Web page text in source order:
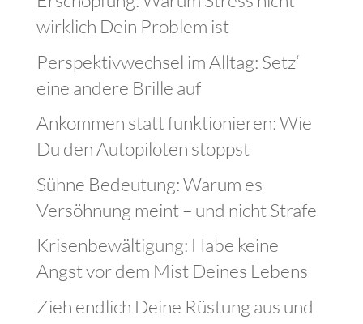
wirklich Dein Problem ist
Perspektivwechsel im Alltag: Setz‘
eine andere Brille auf
Ankommen statt funktionieren: Wie
Du den Autopiloten stoppst
Sühne Bedeutung: Warum es
Versöhnung meint – und nicht Strafe
Krisenbewältigung: Habe keine
Angst vor dem Mist Deines Lebens
Zieh endlich Deine Rüstung aus und